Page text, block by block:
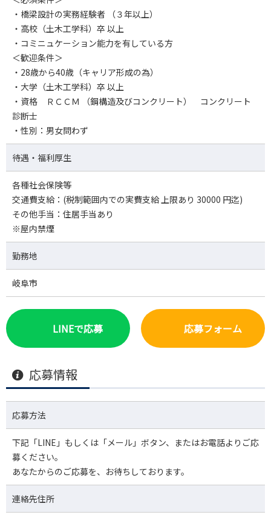
・橋梁設計の実務経験者 （３年以上）
・高校（土木工学科）卒 以上
・コミニュケーション能力を有している方
＜歓迎条件＞
・28歳から40歳（キャリア形成の為）
・大学（土木工学科）卒 以上
・資格 ＲＣＣＭ （鋼構造及びコンクリート） コンクリート
診断士
・性別：男女問わず
待遇・福利厚生
各種社会保険等
交通費支給：(税制範囲内での実費支給 上限あり 30000 円迄)
その他手当：住居手当あり
※屋内禁煙
勤務地
岐阜市
LINEで応募 応募フォーム
応募情報
応募方法
下記「LINE」もしくは「メール」ボタン、またはお電話よりご応
募ください。
あなたからのご応募を、お待ちしております。
連絡先住所